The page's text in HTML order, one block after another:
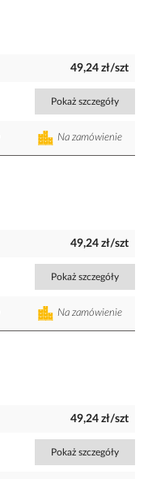
49,24 zł/szt
Pokaż szczegóły
Na zamówienie
49,24 zł/szt
Pokaż szczegóły
Na zamówienie
49,24 zł/szt
Pokaż szczegóły